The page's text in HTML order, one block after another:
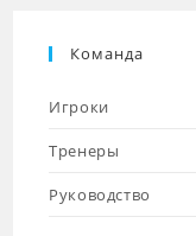
Команда
Игроки
Тренеры
Руководство